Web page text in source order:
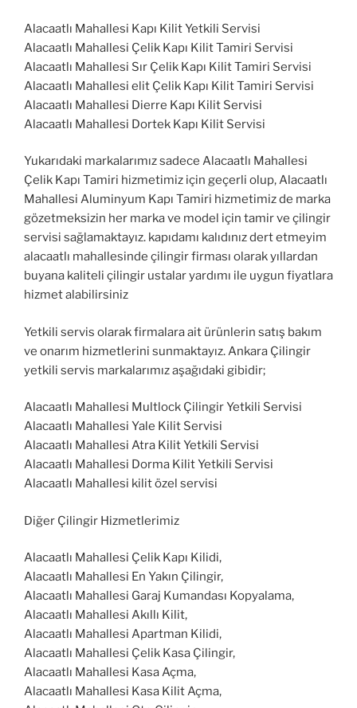
Alacaatlı Mahallesi Kapı Kilit Yetkili Servisi
Alacaatlı Mahallesi Çelik Kapı Kilit Tamiri Servisi
Alacaatlı Mahallesi Sır Çelik Kapı Kilit Tamiri Servisi
Alacaatlı Mahallesi elit Çelik Kapı Kilit Tamiri Servisi
Alacaatlı Mahallesi Dierre Kapı Kilit Servisi
Alacaatlı Mahallesi Dortek Kapı Kilit Servisi
Yukarıdaki markalarımız sadece Alacaatlı Mahallesi
Çelik Kapı Tamiri hizmetimiz için geçerli olup, Alacaatlı
Mahallesi Aluminyum Kapı Tamiri hizmetimiz de marka
gözetmeksizin her marka ve model için tamir ve çilingir
servisi sağlamaktayız. kapıdamı kalıdınız dert etmeyim
alacaatlı mahallesinde çilingir firması olarak yıllardan
buyana kaliteli çilingir ustalar yardımı ile uygun fiyatlara
hizmet alabilirsiniz
Yetkili servis olarak firmalara ait ürünlerin satış bakım
ve onarım hizmetlerini sunmaktayız. Ankara Çilingir
yetkili servis markalarımız aşağıdaki gibidir;
Alacaatlı Mahallesi Multlock Çilingir Yetkili Servisi
Alacaatlı Mahallesi Yale Kilit Servisi
Alacaatlı Mahallesi Atra Kilit Yetkili Servisi
Alacaatlı Mahallesi Dorma Kilit Yetkili Servisi
Alacaatlı Mahallesi kilit özel servisi
Diğer Çilingir Hizmetlerimiz
Alacaatlı Mahallesi Çelik Kapı Kilidi,
Alacaatlı Mahallesi En Yakın Çilingir,
Alacaatlı Mahallesi Garaj Kumandası Kopyalama,
Alacaatlı Mahallesi Akıllı Kilit,
Alacaatlı Mahallesi Apartman Kilidi,
Alacaatlı Mahallesi Çelik Kasa Çilingir,
Alacaatlı Mahallesi Kasa Açma,
Alacaatlı Mahallesi Kasa Kilit Açma,